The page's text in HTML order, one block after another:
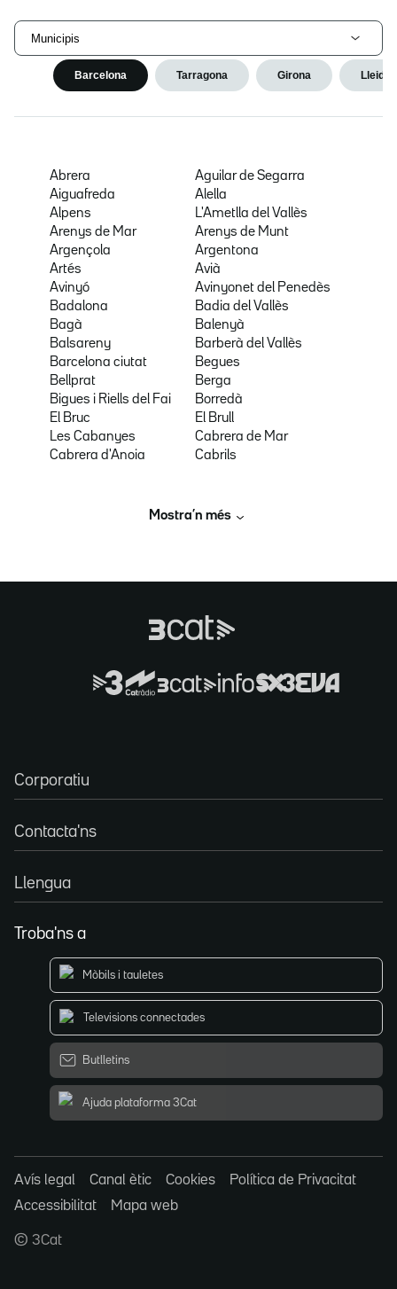
Municipis
Barcelona Tarragona Girona Lleida
Abrera
Aguilar de Segarra
Aiguafreda
Alella
Alpens
L'Ametlla del Vallès
Arenys de Mar
Arenys de Munt
Argençola
Argentona
Artés
Avià
Avinyó
Avinyonet del Penedès
Badalona
Badia del Vallès
Bagà
Balenyà
Balsareny
Barberà del Vallès
Barcelona ciutat
Begues
Bellprat
Berga
Bigues i Riells del Fai
Borredà
El Bruc
El Brull
Les Cabanyes
Cabrera de Mar
Cabrera d'Anoia
Cabrils
Mostra’n més
Corporatiu
Contacta'ns
Llengua
Troba'ns a
Mòbils i tauletes
Televisions connectades
Butlletins
Ajuda plataforma 3Cat
Avís legal Canal ètic Cookies
Política de Privacitat
Accessibilitat
Mapa web
© 3Cat